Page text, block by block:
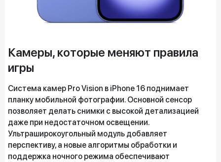
Камеры, которые меняют правила
игры
Система камер Pro Vision в iPhone 16 поднимает
планку мобильной фотографии. Основной сенсор
позволяет делать снимки с высокой детализацией
даже при недостаточном освещении.
Ультраширокоугольный модуль добавляет
перспективу, а новые алгоритмы обработки и
поддержка ночного режима обеспечивают